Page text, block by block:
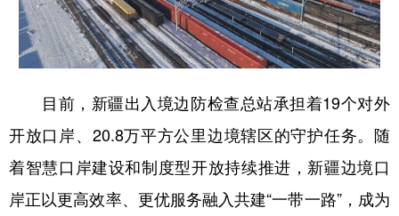
目前，新疆出入境边防检查总站承担着19个对外
开放口岸、20.8万平方公里边境辖区的守护任务。随
着智慧口岸建设和制度型开放持续推进，新疆边境口
岸正以更高效率、更优服务融入共建“一带一路”，成为